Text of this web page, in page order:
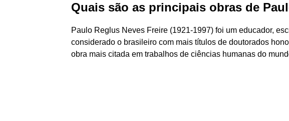
Quais são as principais obras de
Paulo Reglus Neves Freire (1921-1997) foi um educador,
considerado o brasileiro com mais títulos de doutorados
obra mais citada em trabalhos de ciências humanas do